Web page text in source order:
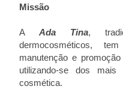
Missão
A Ada Tina,
dermocosméticos,
manutenção e
utilizando-se dos
cosmética.